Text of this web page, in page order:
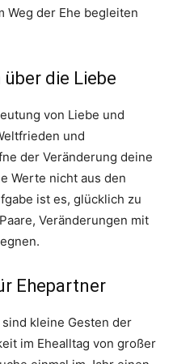
Weg der Ehe begleiten
die Liebe
von Liebe und
und
der Veränderung deine
Werte nicht aus den
ist es, glücklich zu
Veränderungen mit
Ehepartner
kleine Gesten der
im Ehealltag von großer